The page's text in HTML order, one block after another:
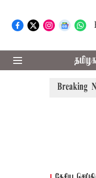
Breaking
கோவில் நில மோசடி: